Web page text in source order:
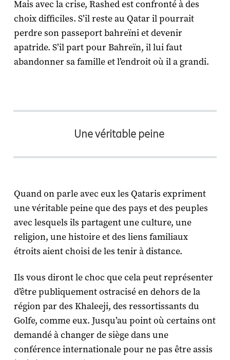
Mais avec la crise, Rashed est confronté à des
choix difficiles. S’il reste au Qatar il pourrait
perdre son passeport bahreïni et devenir
apatride. S’il part pour Bahreïn, il lui faut
abandonner sa famille et l’endroit où il a grandi.
Une véritable peine
Quand on parle avec eux les Qataris expriment
une véritable peine que des pays et des peuples
avec lesquels ils partagent une culture, une
religion, une histoire et des liens familiaux
étroits aient choisi de les tenir à distance.
Ils vous diront le choc que cela peut représenter
d’être publiquement ostracisé en dehors de la
région par des Khaleeji, des ressortissants du
Golfe, comme eux. Jusqu’au point où certains ont
demandé à changer de siège dans une
conférence internationale pour ne pas être assis